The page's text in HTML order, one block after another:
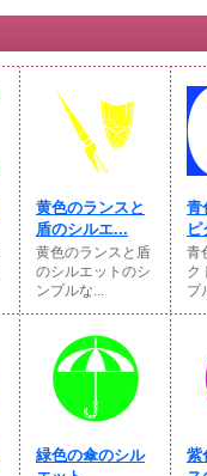
黄色のランスと
盾のシルエ...
黄色のランスと盾
のシルエットのシ
ンプルな...
青
青
ク
プ
緑色の傘のシル
紫